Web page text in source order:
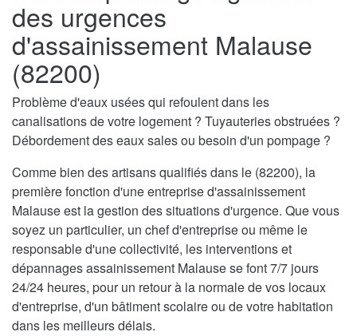
des urgences
d'assainissement Malause
(82200)
Problème d'eaux usées qui refoulent dans les
canalisations de votre logement ? Tuyauteries obstruées ?
Débordement des eaux sales ou besoin d'un pompage ?
Comme bien des artisans qualifiés dans le (82200), la
première fonction d'une entreprise d'assainissement
Malause est la gestion des situations d'urgence. Que vous
soyez un particulier, un chef d'entreprise ou même le
responsable d'une collectivité, les interventions et
dépannages assainissement Malause se font 7/7 jours
24/24 heures, pour un retour à la normale de vos locaux
d'entreprise, d'un bâtiment scolaire ou de votre habitation
dans les meilleurs délais.